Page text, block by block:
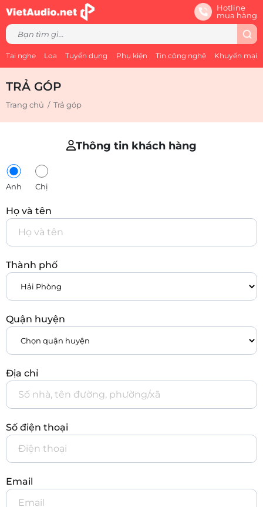
Hotline
mua hàng
Tai nghe Loa Tuyển dụng Phụ kiện Tin công nghệ Khuyến mại
TRẢ GÓP
Trang chủ / Trả góp
Thông tin khách hàng
Anh Chị
Họ và tên
Thành phố
Quận huyện
Địa chỉ
Số điện thoại
Email